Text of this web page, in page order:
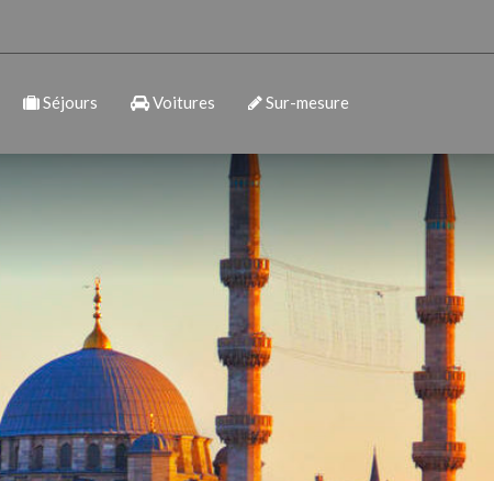
Séjours Voitures Sur-mesure